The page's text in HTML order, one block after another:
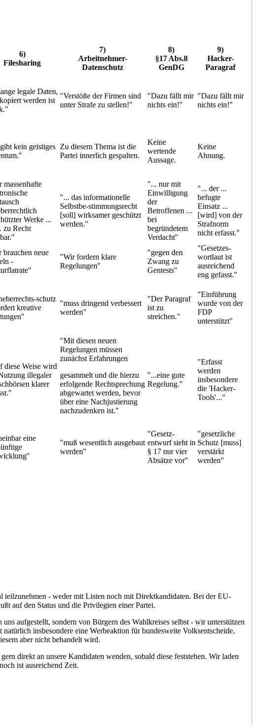
6)
Filesharing
7)
Arbeitnehmer-
Datenschutz
8)
§17 Abs.8
GenDG
9)
Hacker-
Paragraf
legale Daten,
werden ist
"Verstöße der Firmen sind
unter Strafe zu stellen!"
"Dazu fällt mir
nichts ein!"
"Dazu fällt mir
nichts ein!"
kein geistiges
Zu diesem Thema ist die
Partei innerlich gespalten.
Keine
wertende
Aussage.
Keine
Ahnung.
massenhafte
Werke ...
zu Recht
"... das informationelle
Selbstbe-stimmungsrecht
[soll] wirksamer geschützt
werden."
"... nur mit
Einwilligung
der
Betroffenen ...
bei
begründetem
Verdacht"
"... der ...
befugte
Einsatz ...
[wird] von der
Strafnorm
nicht erfasst."
brauchen neue
-
"Wir fordern klare
Regelungen"
"gegen den
Zwang zu
Gentests"
"Gesetzes-
wortlaut ist
ausreichend
eng gefasst."
schutz
kreative
"muss dringend verbessert
werden"
"Der Paragraf
ist zu
streichen."
"Einführung
wurde von der
FDP
unterstützt"
diese Weise wird
illegaler
klarer
"Mit diesen neuen
Regelungen müssen
zunächst Erfahrungen
gesammelt und die hierzu
erfolgende Rechtsprechung
abgewartet werden, bevor
über eine Nachjustierung
nachzudenken ist."
"...eine gute
Regelung."
"Erfasst
werden
insbesondere
die 'Hacker-
Tools'..."
eine
"muß wesentlich ausgebaut
werden"
"Gesetz-
entwurf sieht in
§ 17 nur vier
Absätze vor"
"gesetzliche
Schutz [muss]
verstärkt
werden"
teilzunehmen - weder mit Listen noch mit Direktkandidaten. Bei der EU-
auf den Status und die Privilegien einer Partei.
aufgestellt, sondern von Bürgern des Wahlkreises selbst - wir unterstützen
insbesondere eine Werbeaktion für bundesweite Volksentscheide,
aber nicht behandelt wird.
direkt an unsere Kandidaten wenden, sobald diese feststehen. Wir laden
ist ausreichend Zeit.